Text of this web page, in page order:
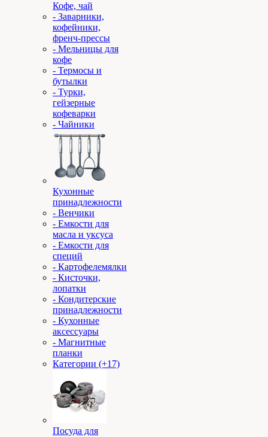
Кофе, чай
- Заварники,
кофейники,
френч-прессы
- Мельницы для
кофе
- Термосы и
бутылки
- Турки,
гейзерные
кофеварки
- Чайники
Кухонные
принадлежности
- Венчики
- Емкости для
масла и уксуса
- Емкости для
специй
- Картофелемялки
- Кисточки,
лопатки
- Кондитерские
принадлежности
- Кухонные
аксессуары
- Магнитные
планки
Категории (+17)
Посуда для